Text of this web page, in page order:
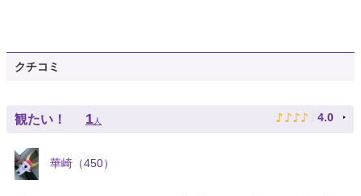
クチコミ
観たい！ 1人 ♪ ♪ ♪ ♪ ♪ 4.0
華崎（450）